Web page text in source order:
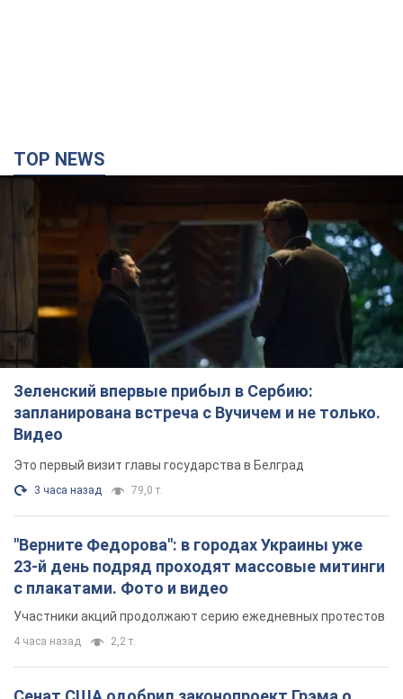
TOP NEWS
Зеленский впервые прибыл в Сербию:
запланирована встреча с Вучичем и не только.
Видео
Это первый визит главы государства в Белград
3 часа назад 79,0 т.
"Верните Федорова": в городах Украины уже
23-й день подряд проходят массовые митинги
с плакатами. Фото и видео
Участники акций продолжают серию ежедневных протестов
4 часа назад 2,2 т.